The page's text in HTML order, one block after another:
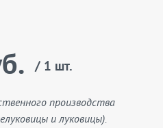
/ 1 шт.
производства
и луковицы).